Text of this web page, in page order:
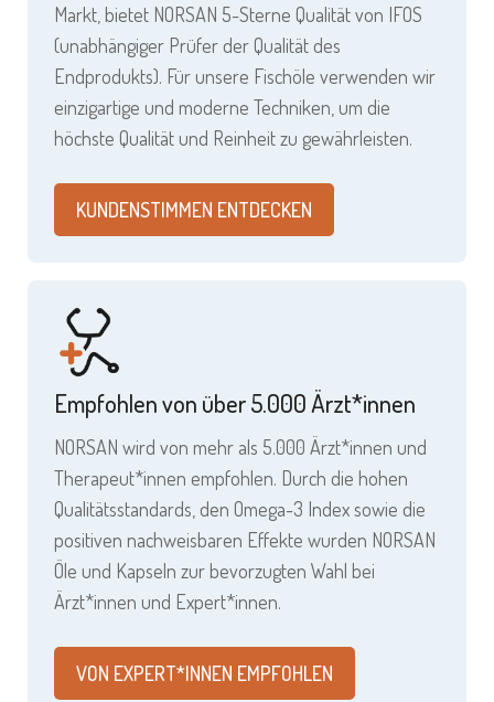
Markt, bietet NORSAN 5-Sterne Qualität von IFOS
(unabhängiger Prüfer der Qualität des
Endprodukts). Für unsere Fischöle verwenden wir
einzigartige und moderne Techniken, um die
höchste Qualität und Reinheit zu gewährleisten.
KUNDENSTIMMEN ENTDECKEN
Empfohlen von über 5.000 Ärzt*innen
NORSAN wird von mehr als 5.000 Ärzt*innen und
Therapeut*innen empfohlen. Durch die hohen
Qualitätsstandards, den Omega-3 Index sowie die
positiven nachweisbaren Effekte wurden NORSAN
Öle und Kapseln zur bevorzugten Wahl bei
Ärzt*innen und Expert*innen.
VON EXPERT*INNEN EMPFOHLEN